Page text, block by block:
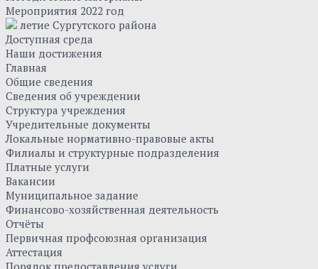
Мероприятия 2022 год
летие Сургутского района
Доступная среда
Наши достижения
Главная
Общие сведения
Сведения об учреждении
Структура учреждения
Учредительные документы
Локальные нормативно-правовые акты
Филиалы и структурные подразделения
Платные услуги
Вакансии
Муниципальное задание
Финансово-хозяйственная деятельность
Отчёты
Первичная профсоюзная организация
Аттестация